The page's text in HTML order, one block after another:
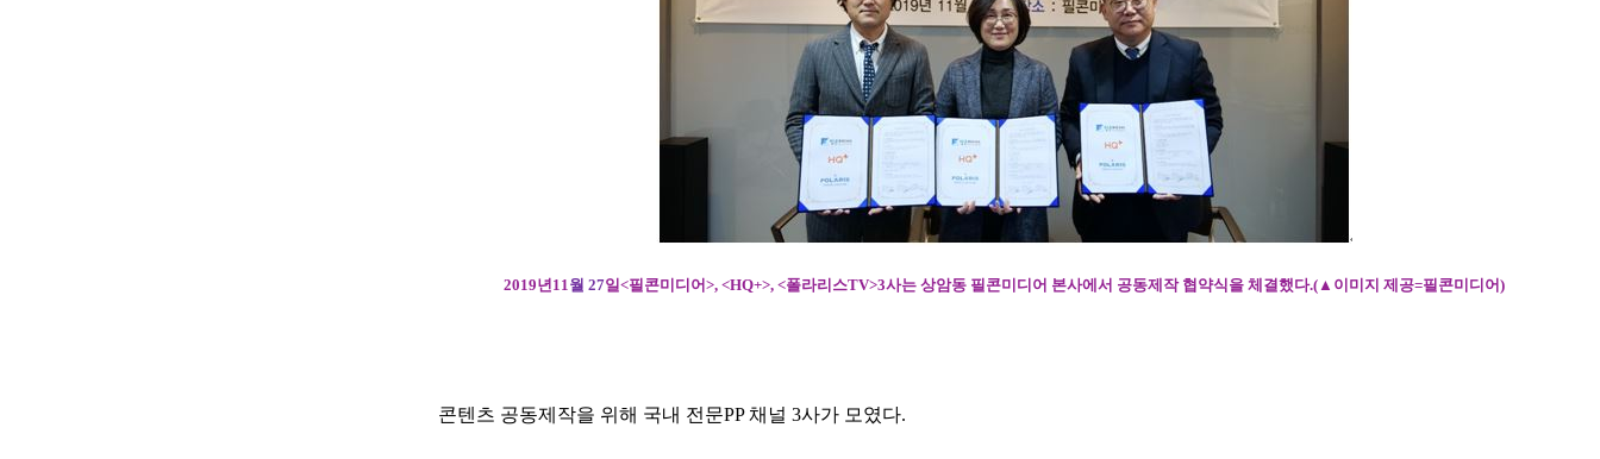
2019년11월 27일<필콘미디어>, <HQ+>, <폴라리스TV>3사는 상암동 필콘미디어 본사에서 공동제작 협약식을 체결했다.(▲ 이미지 제공=필콘미디어)
콘텐츠 공동제작을 위해 국내 전문PP 채널 3사가 모였다.